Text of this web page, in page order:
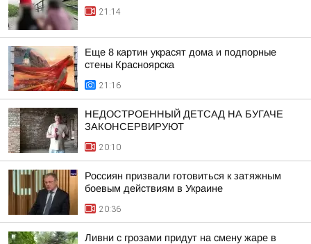
21:14
Еще 8 картин украсят дома и подпорные
стены Красноярска
21:16
НЕДОСТРОЕННЫЙ ДЕТСАД НА БУГАЧЕ
ЗАКОНСЕРВИРУЮТ
20:10
Россиян призвали готовиться к затяжным
боевым действиям в Украине
20:36
Ливни с грозами придут на смену жаре в